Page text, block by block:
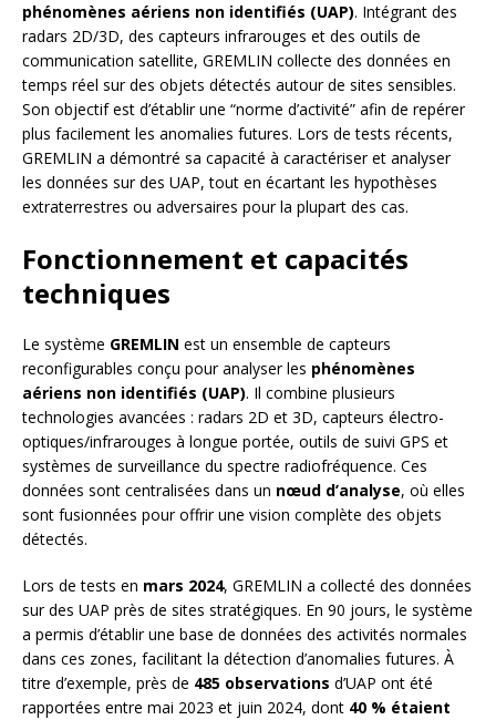
phénomènes aériens non identifiés (UAP). Intégrant des
radars 2D/3D, des capteurs infrarouges et des outils de
communication satellite, GREMLIN collecte des données en
temps réel sur des objets détectés autour de sites sensibles.
Son objectif est d’établir une “norme d’activité” afin de repérer
plus facilement les anomalies futures. Lors de tests récents,
GREMLIN a démontré sa capacité à caractériser et analyser
les données sur des UAP, tout en écartant les hypothèses
extraterrestres ou adversaires pour la plupart des cas.
Fonctionnement et capacités
techniques
Le système GREMLIN est un ensemble de capteurs
reconfigurables conçu pour analyser les phénomènes
aériens non identifiés (UAP). Il combine plusieurs
technologies avancées : radars 2D et 3D, capteurs électro-
optiques/infrarouges à longue portée, outils de suivi GPS et
systèmes de surveillance du spectre radiofréquence. Ces
données sont centralisées dans un nœud d’analyse, où elles
sont fusionnées pour offrir une vision complète des objets
détectés.
Lors de tests en mars 2024, GREMLIN a collecté des données
sur des UAP près de sites stratégiques. En 90 jours, le système
a permis d’établir une base de données des activités normales
dans ces zones, facilitant la détection d’anomalies futures. À
titre d’exemple, près de 485 observations d’UAP ont été
rapportées entre mai 2023 et juin 2024, dont 40 % étaient